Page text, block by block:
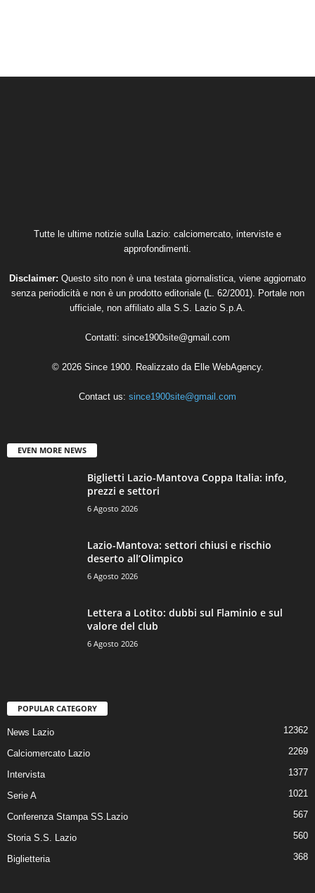
Tutte le ultime notizie sulla Lazio: calciomercato, interviste e
approfondimenti.
Disclaimer: Questo sito non è una testata giornalistica, viene aggiornato
senza periodicità e non è un prodotto editoriale (L. 62/2001). Portale non
ufficiale, non affiliato alla S.S. Lazio S.p.A.
Contatti: since1900site@gmail.com
© 2026 Since 1900. Realizzato da Elle WebAgency.
Contact us: since1900site@gmail.com
EVEN MORE NEWS
Biglietti Lazio-Mantova Coppa Italia: info,
prezzi e settori
6 Agosto 2026
Lazio-Mantova: settori chiusi e rischio
deserto all’Olimpico
6 Agosto 2026
Lettera a Lotito: dubbi sul Flaminio e sul
valore del club
6 Agosto 2026
POPULAR CATEGORY
News Lazio 12362
Calciomercato Lazio 2269
Intervista 1377
Serie A 1021
Conferenza Stampa SS.Lazio 567
Storia S.S. Lazio 560
Biglietteria 368